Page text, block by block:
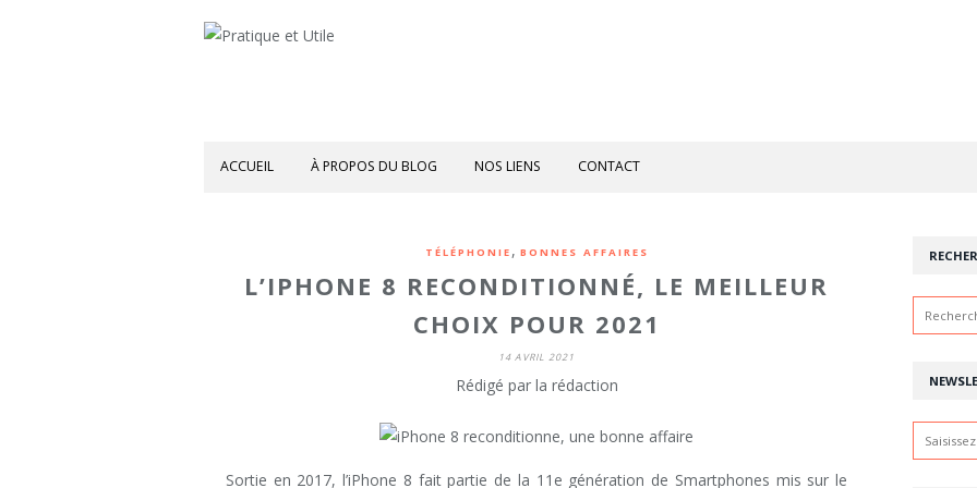
ACCUEIL À PROPOS DU BLOG NOS LIENS CONTACT
TÉLÉPHONIE , BONNES AFFAIRES
L’IPHONE 8 RECONDITIONNÉ, LE MEILLEUR
CHOIX POUR 2021
14 AVRIL 2021
Rédigé par la rédaction
Sortie en 2017, l’iPhone 8 fait partie de la 11e génération de Smartphones mis sur le